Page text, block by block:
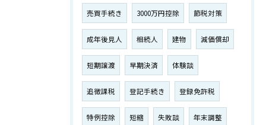
売買手続き 3000万円控除 節税対策
成年後見人 相続人 建物 減価償却
短期譲渡 早期決済 体験談
追徴課税 登記手続き 登録免許税
特例控除 短縮 失敗談 年末調整